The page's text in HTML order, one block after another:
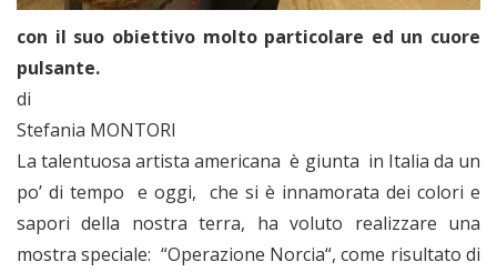
con il suo obiettivo molto particolare ed un cuore
pulsante.
di
Stefania MONTORI
La talentuosa artista americana è giunta in Italia da un
po’ di tempo e oggi, che si è innamorata dei colori e
sapori della nostra terra, ha voluto realizzare una
mostra speciale: “Operazione Norcia“, come risultato di